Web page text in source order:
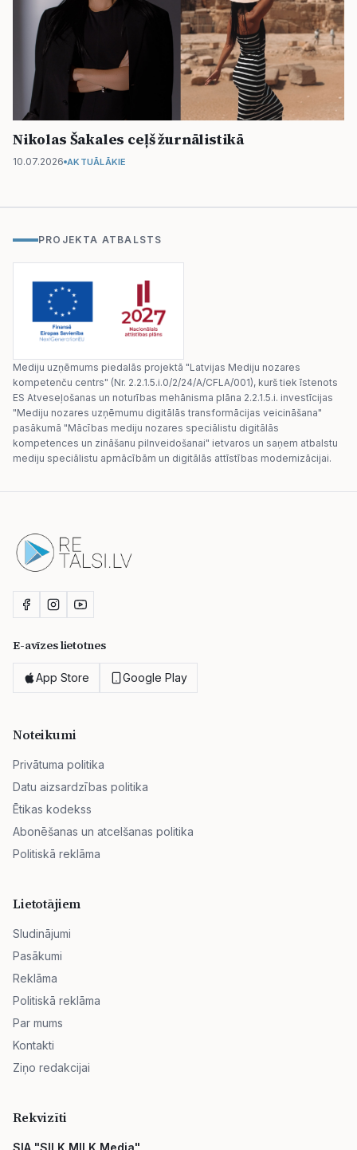
Nikolas Šakales ceļš žurnālistikā
10.07.2026 AKTUĀLĀKIE
PROJEKTA ATBALSTS
Mediju uzņēmums piedalās projektā "Latvijas Mediju nozares
kompetenču centrs" (Nr. 2.2.1.5.i.0/2/24/A/CFLA/001), kurš tiek īstenots
ES Atveseļošanas un noturības mehānisma plāna 2.2.1.5.i. investīcijas
"Mediju nozares uzņēmumu digitālās transformācijas veicināšana"
pasākumā "Mācības mediju nozares speciālistu digitālās
kompetences un zināšanu pilnveidošanai" ietvaros un saņem atbalstu
mediju speciālistu apmācībām un digitālās attīstības modernizācijai.
E-avīzes lietotnes
App Store Google Play
Noteikumi
Privātuma politika
Datu aizsardzības politika
Ētikas kodekss
Abonēšanas un atcelšanas politika
Politiskā reklāma
Lietotājiem
Sludinājumi
Pasākumi
Reklāma
Politiskā reklāma
Par mums
Kontakti
Ziņo redakcijai
Rekvizīti
SIA "SILK MILK Media"